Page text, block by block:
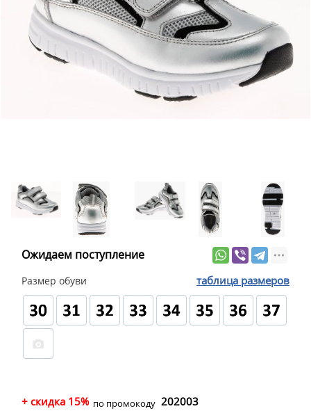
Ожидаем поступление
Размер обуви таблица размеров
+ скидка 15% по промокоду 202003